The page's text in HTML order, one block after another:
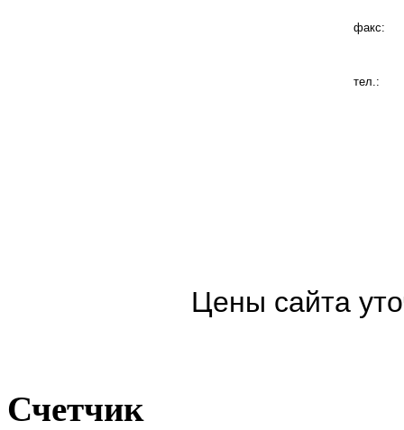
факс:
тел.:
Цены сайта
Счетчик